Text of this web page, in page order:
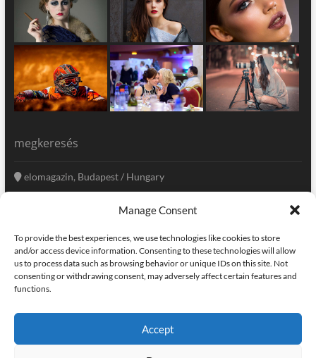
Manage Consent
To provide the best experiences, we use technologies like cookies to store
and/or access device information. Consenting to these technologies will allow
us to process data such as browsing behavior or unique IDs on this site. Not
consenting or withdrawing consent, may adversely affect certain features and
functions.
Accept
megkeresés
elomagazin, Budapest / Hungary
szerkesztoseg@elomagazin.com
elomagazin
home adatvédelem impresszum kapcsolat